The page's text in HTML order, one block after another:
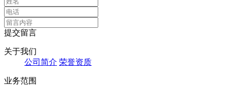
提交留言
关于我们
公司简介 荣誉资质
业务范围